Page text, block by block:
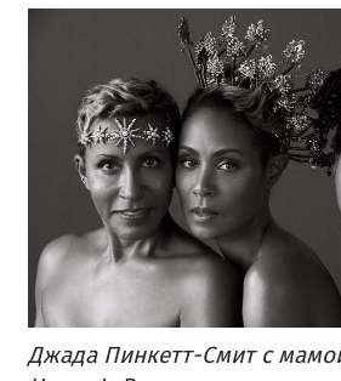
Джада Пинкетт-Смит с